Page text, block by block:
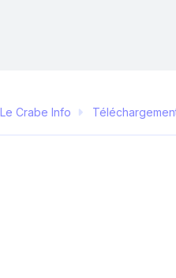
Le Crabe Info